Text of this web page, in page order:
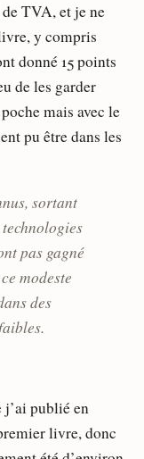
TVA, et je ne
y compris
donné 15 points
de les garder
mais avec le
pu être dans les
sortant
pas gagné
modeste
des
j’ai publié en
livre, donc